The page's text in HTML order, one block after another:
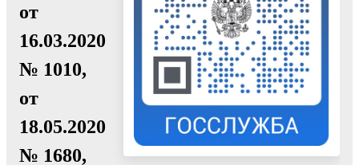
от
16.03.2020
№ 1010,
от
18.05.2020
№ 1680,